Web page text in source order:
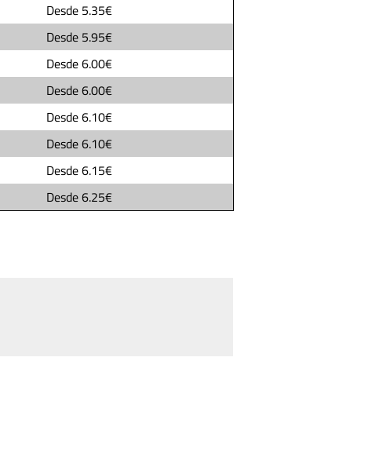
Desde 5.35€
Desde 5.95€
Desde6.00€
Desde6.00€
Desde6.10€
Desde6.10€
Desde6.15€
Desde6.25€